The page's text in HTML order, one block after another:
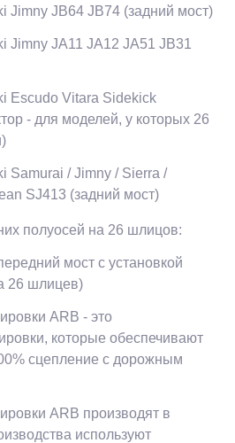
Jimny JB64 JB74 (задний мост)
Jimny JA11 JA12 JA51 JB31
Escudo Vitara Sidekick
- для моделей, у которых 26
Samurai / Jimny / Sierra /
SJ413 (задний мост)
полуосей на 26 шлицов:
мост c установкой
26 шлицев)
ARB - это
которые обеспечивают
сцепление с дорожным
ARB производят в
используют